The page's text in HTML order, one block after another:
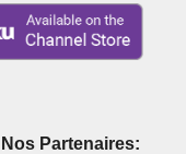
Nos Partenaires: